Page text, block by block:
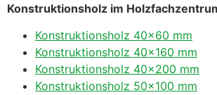
Konstruktionsholz im
Konstruktionsholz 40×60 mm
Konstruktionsholz 40×160 mm
Konstruktionsholz 40×200 mm
Konstruktionsholz 50×100 mm